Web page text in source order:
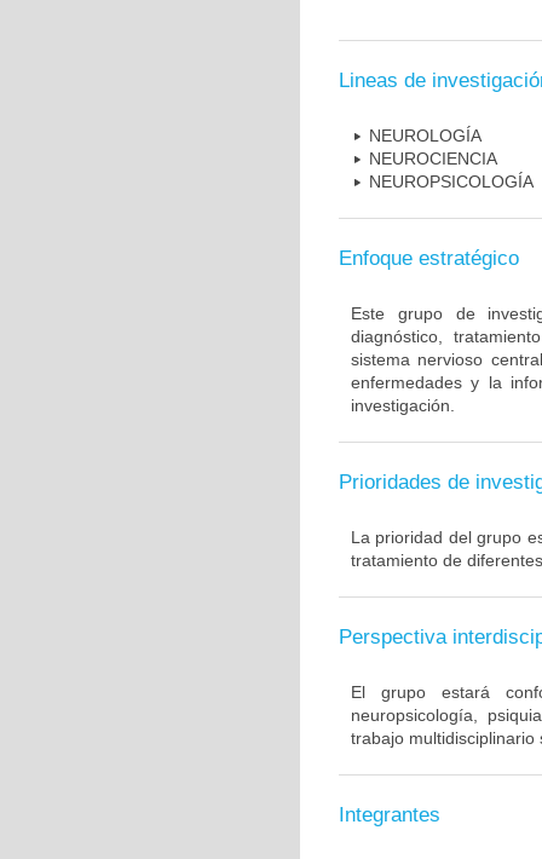
Lineas de
NEUROLOGÍA
NEUROCIENCIA
NEUROPSICOLOGÍA
Enfoque estratégico
Este grupo de
diagnóstico,
sistema nervioso
enfermedades y la
investigación.
Prioridades de
La prioridad del grupo
tratamiento de
Perspectiva
El grupo estará
neuropsicología,
trabajo
Integrantes